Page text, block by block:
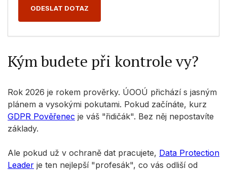
ODESLAT DOTAZ
Kým budete při kontrole vy?
Rok 2026 je rokem prověrky. ÚOOÚ přichází s jasným
plánem a vysokými pokutami. Pokud začínáte, kurz
GDPR Pověřenec je váš "řidičák". Bez něj nepostavíte
základy.
Ale pokud už v ochraně dat pracujete, Data Protection
Leader je ten nejlepší "profesák", co vás odliší od